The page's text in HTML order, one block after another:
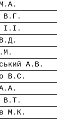
В.Г.
І.І.
А.В.
В.С.
В.Т.
М.К.